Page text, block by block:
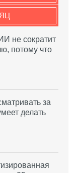
не сократит
потому что
за
делать